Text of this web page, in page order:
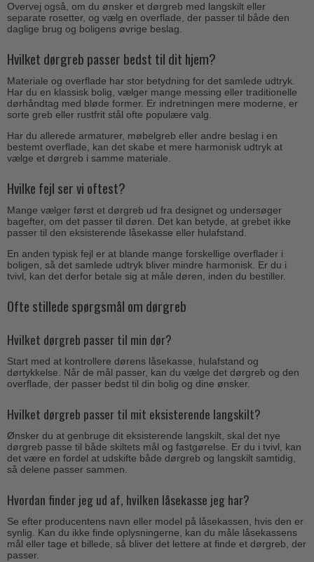
Overvej også, om du ønsker et dørgreb med langskilt eller
separate rosetter, og vælg en overflade, der passer til både den
daglige brug og boligens øvrige beslag.
Hvilket dørgreb passer bedst til dit hjem?
Materiale og overflade har stor betydning for det samlede udtryk.
Har du en klassisk bolig, vælger mange messing eller traditionelle
dørhåndtag med bløde former. Er indretningen mere moderne, er
sorte greb eller rustfrit stål ofte populære valg.
Har du allerede armaturer, møbelgreb eller andre beslag i en
bestemt overflade, kan det skabe et mere harmonisk udtryk at
vælge et dørgreb i samme materiale.
Hvilke fejl ser vi oftest?
Mange vælger først et dørgreb ud fra designet og undersøger
bagefter, om det passer til døren. Det kan betyde, at grebet ikke
passer til den eksisterende låsekasse eller hulafstand.
En anden typisk fejl er at blande mange forskellige overflader i
boligen, så det samlede udtryk bliver mindre harmonisk. Er du i
tvivl, kan det derfor betale sig at måle døren, inden du bestiller.
Ofte stillede spørgsmål om dørgreb
Hvilket dørgreb passer til min dør?
Start med at kontrollere dørens låsekasse, hulafstand og
dørtykkelse. Når de mål passer, kan du vælge det dørgreb og den
overflade, der passer bedst til din bolig og dine ønsker.
Hvilket dørgreb passer til mit eksisterende langskilt?
Ønsker du at genbruge dit eksisterende langskilt, skal det nye
dørgreb passe til både skiltets mål og fastgørelse. Er du i tvivl, kan
det være en fordel at udskifte både dørgreb og langskilt samtidig,
så delene passer sammen.
Hvordan finder jeg ud af, hvilken låsekasse jeg har?
Se efter producentens navn eller model på låsekassen, hvis den er
synlig. Kan du ikke finde oplysningerne, kan du måle låsekassens
mål eller tage et billede, så bliver det lettere at finde et dørgreb, der
passer.